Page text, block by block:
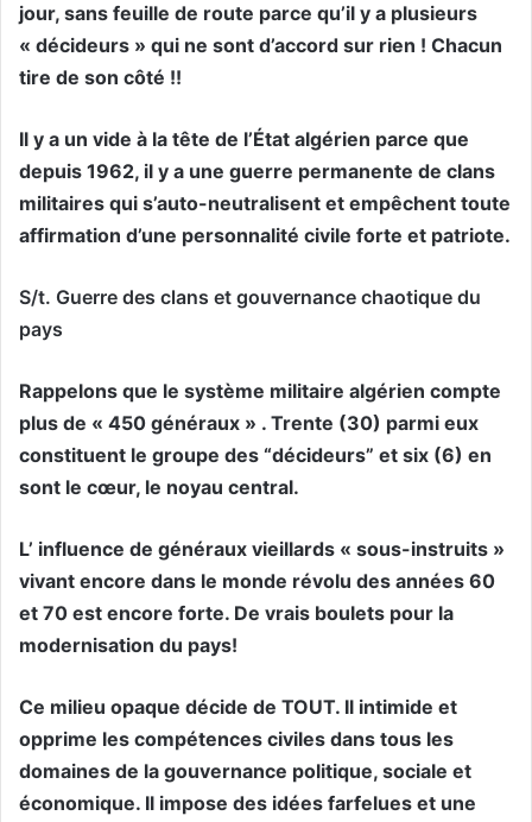
jour, sans feuille de route parce qu’il y a plusieurs
« décideurs » qui ne sont d’accord sur rien ! Chacun
tire de son côté !!
Il y a un vide à la tête de l’État algérien parce que
depuis 1962, il y a une guerre permanente de clans
militaires qui s’auto-neutralisent et empêchent toute
affirmation d’une personnalité civile forte et patriote.
S/t. Guerre des clans et gouvernance chaotique du
pays
Rappelons que le système militaire algérien compte
plus de « 450 généraux » . Trente (30) parmi eux
constituent le groupe des “décideurs” et six (6) en
sont le cœur, le noyau central.
L’ influence de généraux vieillards « sous-instruits »
vivant encore dans le monde révolu des années 60
et 70 est encore forte. De vrais boulets pour la
modernisation du pays!
Ce milieu opaque décide de TOUT. Il intimide et
opprime les compétences civiles dans tous les
domaines de la gouvernance politique, sociale et
économique. Il impose des idées farfelues et une